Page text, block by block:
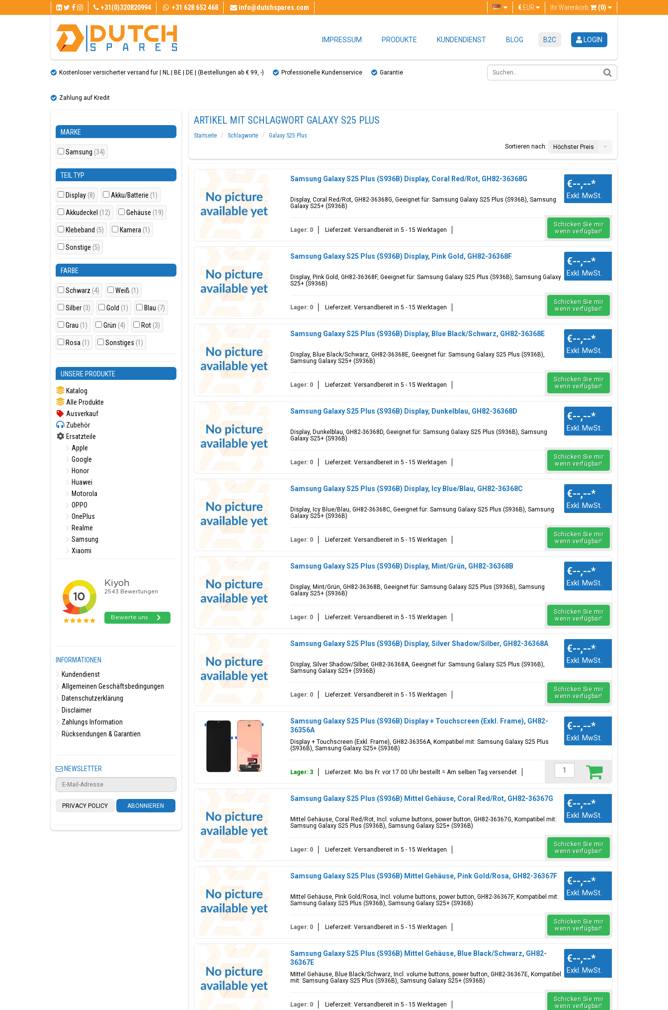
+31(0)320820994 +31 628 652 468 info@dutchspares.com Ihr Warenkorb (0)
€ EUR
IMPRESSUM PRODUKTE KUNDENDIENST BLOG B2C LOGIN
Kostenloser versicherter versand fur | NL | BE | DE | (Bestellungen ab € 99, ​​-) Professionelle Kundenservice Garantie
Zahlung auf Kredit
MARKE
Samsung (34)
TEIL TYP
Display (8) Akku/Batterie (1)
Akkudeckel (12) Gehäuse (19)
Klebeband (5) Kamera (1)
Sonstige (5)
FARBE
Schwarz (4) Weiß (1)
Silber (3) Gold (1) Blau (7)
Grau (1) Grün (4) Rot (3)
Rosa (1) Sonstiges (1)
UNSERE PRODUKTE
Katalog
Alle Produkte
Ausverkauf
Zubehör
Ersatzteile
Apple
Google
Honor
Huawei
Motorola
OPPO
OnePlus
Realme
Samsung
Xiaomi
INFORMATIONEN
Kundendienst
Allgemeinen Geschäftsbedingungen
Datenschutzerklärung
Disclaimer
Zahlungs Information
Rücksendungen & Garantien
NEWSLETTER
PRIVACY POLICY ABONNIEREN
ARTIKEL MIT SCHLAGWORT GALAXY S25 PLUS
Startseite Schlagworte
Galaxy S25 Plus
Sortieren nach:
Höchster Preis
Samsung Galaxy S25 Plus (S936B) Display, Coral Red/Rot, GH82-36368G
Display, Coral Red/Rot, GH82-36368G, Geeignet für: Samsung Galaxy S25 Plus (S936B), Samsung
Galaxy S25+ (S936B)
€--,--*
Exkl. MwSt.
Lager: 0 Lieferzeit: Versandbereit in 5 - 15 Werktagen
Schicken Sie mir
wenn verfügbar!
Samsung Galaxy S25 Plus (S936B) Display, Pink Gold, GH82-36368F
Display, Pink Gold, GH82-36368F, Geeignet für: Samsung Galaxy S25 Plus (S936B), Samsung Galaxy
S25+ (S936B)
€--,--*
Exkl. MwSt.
Lager: 0 Lieferzeit: Versandbereit in 5 - 15 Werktagen
Schicken Sie mir
wenn verfügbar!
Samsung Galaxy S25 Plus (S936B) Display, Blue Black/Schwarz, GH82-36368E
Display, Blue Black/Schwarz, GH82-36368E, Geeignet für: Samsung Galaxy S25 Plus (S936B),
Samsung Galaxy S25+ (S936B)
€--,--*
Exkl. MwSt.
Lager: 0 Lieferzeit: Versandbereit in 5 - 15 Werktagen
Schicken Sie mir
wenn verfügbar!
Samsung Galaxy S25 Plus (S936B) Display, Dunkelblau, GH82-36368D
Display, Dunkelblau, GH82-36368D, Geeignet für: Samsung Galaxy S25 Plus (S936B), Samsung
Galaxy S25+ (S936B)
€--,--*
Exkl. MwSt.
Lager: 0 Lieferzeit: Versandbereit in 5 - 15 Werktagen
Schicken Sie mir
wenn verfügbar!
Samsung Galaxy S25 Plus (S936B) Display, Icy Blue/Blau, GH82-36368C
Display, Icy Blue/Blau, GH82-36368C, Geeignet für: Samsung Galaxy S25 Plus (S936B), Samsung
Galaxy S25+ (S936B)
€--,--*
Exkl. MwSt.
Lager: 0 Lieferzeit: Versandbereit in 5 - 15 Werktagen
Schicken Sie mir
wenn verfügbar!
Samsung Galaxy S25 Plus (S936B) Display, Mint/Grün, GH82-36368B
Display, Mint/Grün, GH82-36368B, Geeignet für: Samsung Galaxy S25 Plus (S936B), Samsung
Galaxy S25+ (S936B)
€--,--*
Exkl. MwSt.
Lager: 0 Lieferzeit: Versandbereit in 5 - 15 Werktagen
Schicken Sie mir
wenn verfügbar!
Samsung Galaxy S25 Plus (S936B) Display, Silver Shadow/Silber, GH82-36368A
Display, Silver Shadow/Silber, GH82-36368A, Geeignet für: Samsung Galaxy S25 Plus (S936B),
Samsung Galaxy S25+ (S936B)
€--,--*
Exkl. MwSt.
Lager: 0 Lieferzeit: Versandbereit in 5 - 15 Werktagen
Schicken Sie mir
wenn verfügbar!
Samsung Galaxy S25 Plus (S936B) Display + Touchscreen (Exkl. Frame), GH82-
36356A
Display + Touchscreen (Exkl. Frame), GH82-36356A, Kompatibel mit: Samsung Galaxy S25 Plus
(S936B), Samsung Galaxy S25+ (S936B)
€--,--*
Exkl. MwSt.
Lager: 3 Lieferzeit: Mo. bis Fr. vor 17.00 Uhr bestellt = Am selben Tag versendet
Samsung Galaxy S25 Plus (S936B) Mittel Gehäuse, Coral Red/Rot, GH82-36367G
Mittel Gehäuse, Coral Red/Rot, Incl. volume buttons, power button, GH82-36367G, Kompatibel mit:
Samsung Galaxy S25 Plus (S936B), Samsung Galaxy S25+ (S936B)
€--,--*
Exkl. MwSt.
Lager: 0 Lieferzeit: Versandbereit in 5 - 15 Werktagen
Schicken Sie mir
wenn verfügbar!
Samsung Galaxy S25 Plus (S936B) Mittel Gehäuse, Pink Gold/Rosa, GH82-36367F
Mittel Gehäuse, Pink Gold/Rosa, Incl. volume buttons, power button, GH82-36367F, Kompatibel mit:
Samsung Galaxy S25 Plus (S936B), Samsung Galaxy S25+ (S936B)
€--,--*
Exkl. MwSt.
Lager: 0 Lieferzeit: Versandbereit in 5 - 15 Werktagen
Schicken Sie mir
wenn verfügbar!
Samsung Galaxy S25 Plus (S936B) Mittel Gehäuse, Blue Black/Schwarz, GH82-
36367E
Mittel Gehäuse, Blue Black/Schwarz, Incl. volume buttons, power button, GH82-36367E, Kompatibel
mit: Samsung Galaxy S25 Plus (S936B), Samsung Galaxy S25+ (S936B)
€--,--*
Exkl. MwSt.
Lager: 0 Lieferzeit: Versandbereit in 5 - 15 Werktagen
Schicken Sie mir
wenn verfügbar!